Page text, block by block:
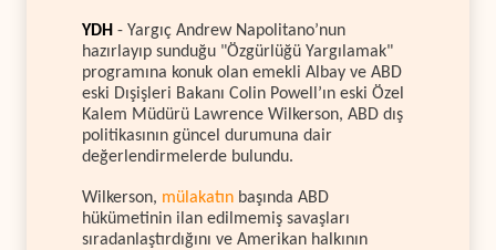
YDH - Yargıç Andrew Napolitano’nun
hazırlayıp sunduğu "Özgürlüğü Yargılamak"
programına konuk olan emekli Albay ve ABD
eski Dışişleri Bakanı Colin Powell’ın eski Özel
Kalem Müdürü Lawrence Wilkerson, ABD dış
politikasının güncel durumuna dair
değerlendirmelerde bulundu.
Wilkerson, mülakatın başında ABD
hükümetinin ilan edilmemiş savaşları
sıradanlaştırdığını ve Amerikan halkının